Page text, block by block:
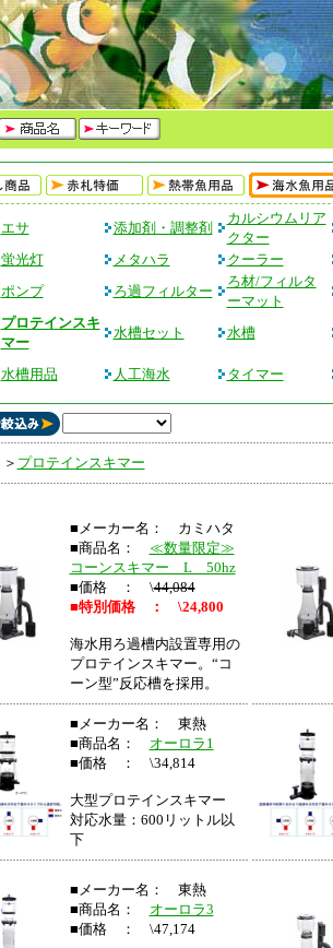
エサ 添加剤・調整剤
カルシウムリア
クター
蛍光灯
メタハラ クーラー
ポンプ
ろ過フィルター
ろ材/フィルタ
ーマット
プロテインスキ
マー
水槽セット 水槽
水槽用品 人工海水 タイマー
＞ プロテインスキマー
■メーカー名： カミハタ
■商品名： ≪数量限定≫
コーンスキマー L 50hz
■価格 ： \44,084
■特別価格 ： \24,800
海水用ろ過槽内設置専用の
プロテインスキマー。“コ
ーン型”反応槽を採用。
■メーカー名： 東熱
■商品名： オーロラ1
■価格 ： \34,814
大型プロテインスキマー
対応水量：600リットル以
下
■メーカー名： 東熱
■商品名： オーロラ3
■価格 ： \47,174